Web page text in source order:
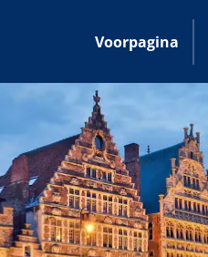
Voorpagina